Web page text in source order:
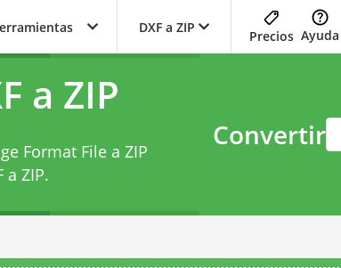
DXF a ZIP
Precios Ayuda
a ZIP
Format File a ZIP
a ZIP.
Convertir